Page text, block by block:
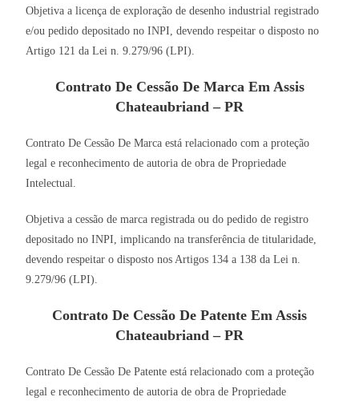
Objetiva a licença de exploração de desenho industrial registrado
e/ou pedido depositado no INPI, devendo respeitar o disposto no
Artigo 121 da Lei n. 9.279/96 (LPI).
Contrato De Cessão De Marca Em Assis
Chateaubriand – PR
Contrato De Cessão De Marca está relacionado com a proteção
legal e reconhecimento de autoria de obra de Propriedade
Intelectual.
Objetiva a cessão de marca registrada ou do pedido de registro
depositado no INPI, implicando na transferência de titularidade,
devendo respeitar o disposto nos Artigos 134 a 138 da Lei n.
9.279/96 (LPI).
Contrato De Cessão De Patente Em Assis
Chateaubriand – PR
Contrato De Cessão De Patente está relacionado com a proteção
legal e reconhecimento de autoria de obra de Propriedade